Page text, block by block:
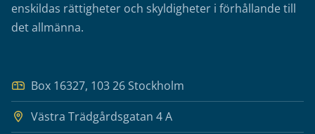
enskildas rättigheter och skyldigheter i förhållande till
det allmänna.
Box 16327, 103 26 Stockholm
Västra Trädgårdsgatan 4 A